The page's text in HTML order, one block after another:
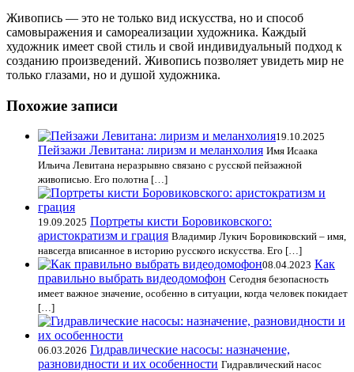
Живопись — это не только вид искусства, но и способ
самовыражения и самореализации художника. Каждый
художник имеет свой стиль и свой индивидуальный подход к
созданию произведений. Живопись позволяет увидеть мир не
только глазами, но и душой художника.
Похожие записи
19.10.2025
Пейзажи Левитана: лиризм и меланхолия Имя Исаака
Ильича Левитана неразрывно связано с русской пейзажной
живописью. Его полотна […]
19.09.2025 Портреты кисти Боровиковского:
аристократизм и грация Владимир Лукич Боровиковский – имя,
навсегда вписанное в историю русского искусства. Его […]
08.04.2023 Как
правильно выбрать видеодомофон Сегодня безопасность
имеет важное значение, особенно в ситуации, когда человек покидает
[…]
06.03.2026 Гидравлические насосы: назначение,
разновидности и их особенности Гидравлический насос